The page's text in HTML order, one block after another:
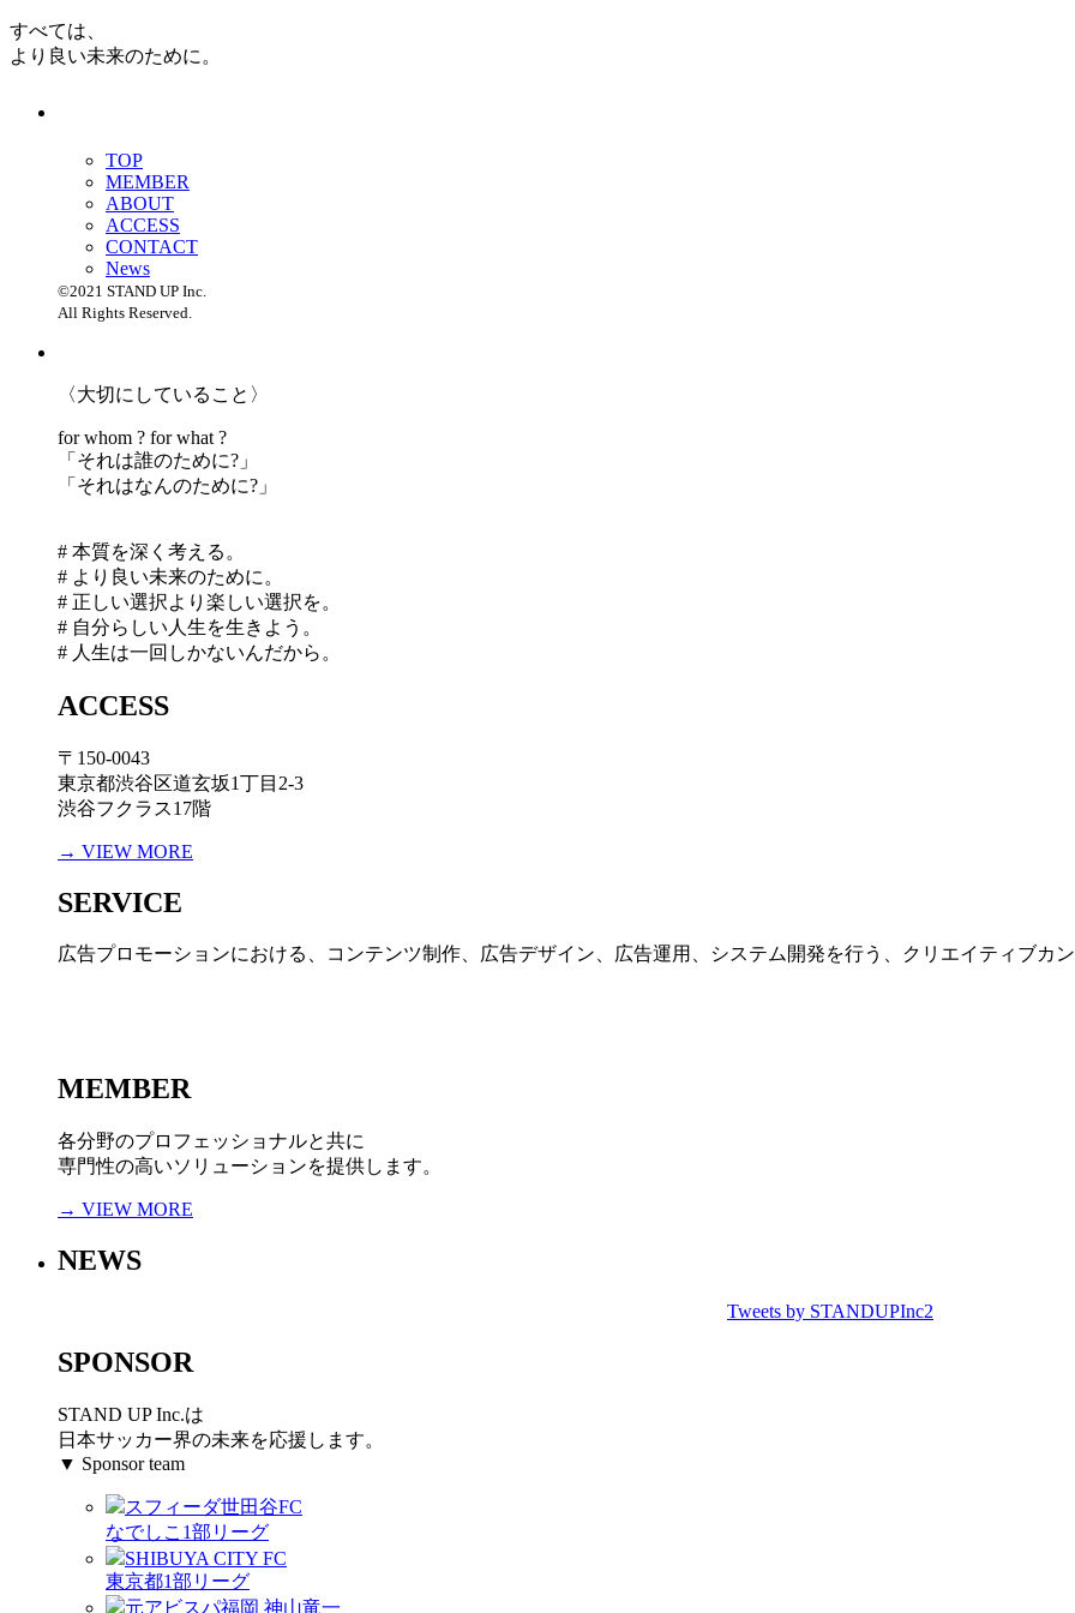
すべては、
より良い未来のために。
TOP
MEMBER
ABOUT
ACCESS
CONTACT
News
©2021 STAND UP Inc.
All Rights Reserved.
〈大切にしていること〉
for whom ? for what ?
「 それは誰のために?」
「 それはなんのために?」
# 本質を深く考える。
# より良い未来のために。
# 正しい選択より楽しい選択を。
# 自分らしい人生を生きよう。
# 人生は一回しかないんだから。
ACCESS
〒150-0043
東京都渋谷区道玄坂1丁目2-3
渋谷フクラス17階
→ VIEW MORE
SERVICE
広告プロモーションにおける、コンテンツ制作、広告デザイン、広告運用、システム開発を行う、 クリエイティブカ
MEMBER
各分野のプロフェッショナルと共に
専門性の高いソリューションを提供します。
→ VIEW MORE
NEWS
Tweets by STANDUPInc2
SPONSOR
STAND UP Inc.は
日本サッカー界の未来を応援します。
▼ Sponsor team
スフィーダ世田谷FC
なでしこ1部リーグ
SHIBUYA CITY FC
東京都1部リーグ
元アビスパ福岡 神山竜一